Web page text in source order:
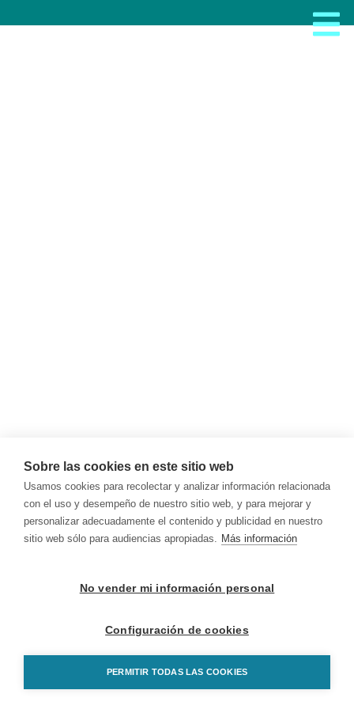
Sobre las cookies en este sitio web
Usamos cookies para recolectar y analizar información relacionada
con el uso y desempeño de nuestro sitio web, y para mejorar y
personalizar adecuadamente el contenido y publicidad en nuestro
sitio web sólo para audiencias apropiadas. Más información
No vender mi información personal
Configuración de cookies
PERMITIR TODAS LAS COOKIES